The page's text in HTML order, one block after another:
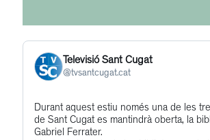
Televisió Sant Cugat
@tvsantcugat.cat
Get
to
Durant aquest estiu només una de les
de Sant Cugat es mantindrà oberta, la
Gabriel Ferrater.